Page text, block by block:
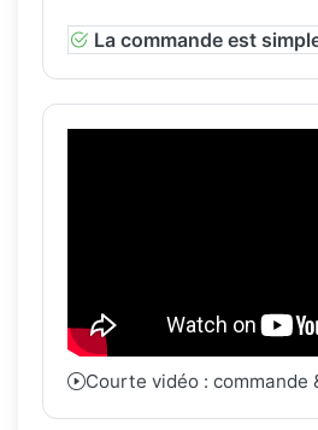
La commande est
Courte vidéo : commande